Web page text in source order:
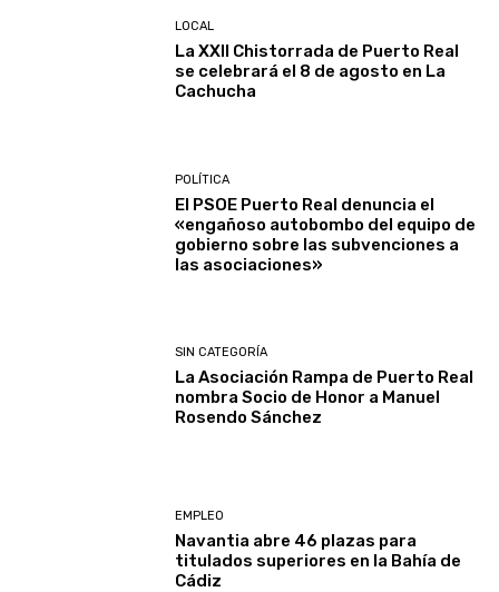
LOCAL
La XXII Chistorrada de Puerto Real
se celebrará el 8 de agosto en La
Cachucha
POLÍTICA
El PSOE Puerto Real denuncia el
«engañoso autobombo del equipo de
gobierno sobre las subvenciones a
las asociaciones»
SIN CATEGORÍA
La Asociación Rampa de Puerto Real
nombra Socio de Honor a Manuel
Rosendo Sánchez
EMPLEO
Navantia abre 46 plazas para
titulados superiores en la Bahía de
Cádiz